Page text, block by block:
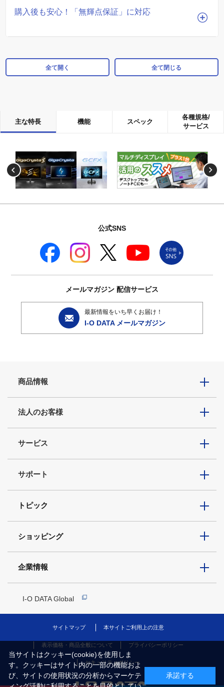
購入後も安心！「無輝点保証」に対応
全て開く 全て閉じる
主な特長 機能 スペック
各種規格/
サービス
公式SNS
メールマガジン 配信サービス
最新情報をいち早くお届け！
I-O DATA メールマガジン
商品情報
法人のお客様
サービス
サポート
トピック
ショッピング
企業情報
I-O DATA Global
サイトマップ 本サイトご利用上の注意
表示価格・商品全般について プライバシーポリシー
セキュリティポリシー
当サイトはクッキー(cookie)を使用しま
す。クッキーはサイト内の一部の機能およ
び、サイトの使用状況の分析からマーケテ
承諾する